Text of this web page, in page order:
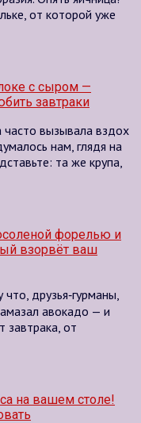
от которой уже
с сыром —
завтраки
вызывала вздох
нам, глядя на
та же крупа,
форелью и
взорвёт ваш
друзья‑гурманы,
авокадо — и
завтрака, от
на вашем столе!